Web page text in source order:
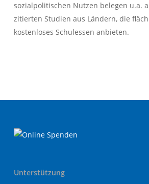
sozialpolitischen Nutzen belegen u.a.
zitierten Studien aus Ländern, die
kostenloses Schulessen anbieten.
Unterstützung